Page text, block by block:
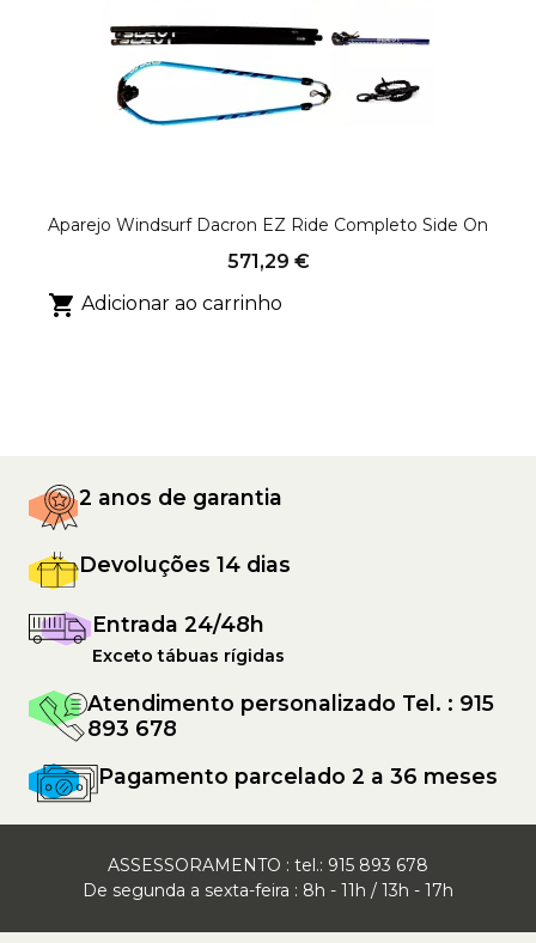
Aparejo Windsurf Dacron EZ Ride Completo Side On
571,29 €
 Adicionar ao carrinho
2 anos de garantia
Devoluções 14 dias
Entrada 24/48h
Exceto tábuas rígidas
Atendimento personalizado Tel. : 915
893 678
Pagamento parcelado 2 a 36 meses
ASSESSORAMENTO : tel.: 915 893 678
De segunda a sexta-feira : 8h - 11h / 13h - 17h